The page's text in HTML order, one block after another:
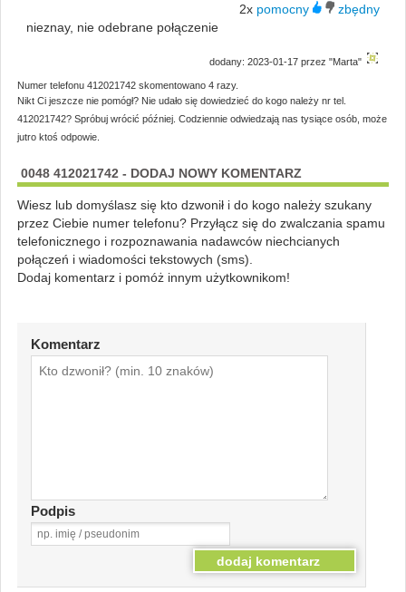
2x
nieznay, nie odebrane połączenie
dodany: 2023-01-17 przez "Marta"
Numer telefonu 412021742 skomentowano 4 razy.
Nikt Ci jeszcze nie pomógł? Nie udało się dowiedzieć do kogo należy nr tel.
412021742? Spróbuj wrócić później. Codziennie odwiedzają nas tysiące osób, może
jutro ktoś odpowie.
0048 412021742 - DODAJ NOWY KOMENTARZ
Wiesz lub domyślasz się kto dzwonił i do kogo należy szukany
przez Ciebie numer telefonu? Przyłącz się do zwalczania spamu
telefonicznego i rozpoznawania nadawców niechcianych
połączeń i wiadomości tekstowych (sms).
Dodaj komentarz i pomóż innym użytkownikom!
Komentarz
Podpis